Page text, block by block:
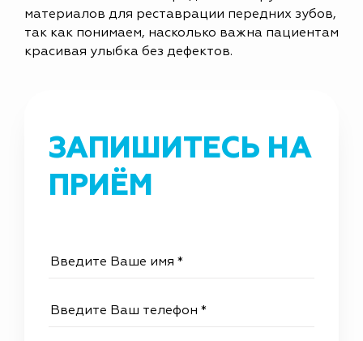
материалов для реставрации передних зубов,
так как понимаем, насколько важна пациентам
красивая улыбка без дефектов.
ЗАПИШИТЕСЬ НА
ПРИЁМ